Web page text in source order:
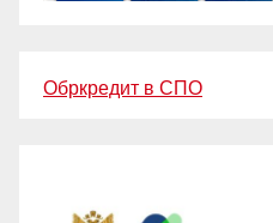
Обркредит в СПО